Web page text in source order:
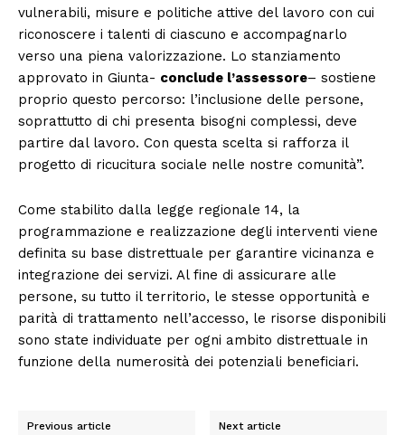
vulnerabili, misure e politiche attive del lavoro con cui
riconoscere i talenti di ciascuno e accompagnarlo
verso una piena valorizzazione. Lo stanziamento
approvato in Giunta- conclude l’assessore– sostiene
proprio questo percorso: l’inclusione delle persone,
soprattutto di chi presenta bisogni complessi, deve
partire dal lavoro. Con questa scelta si rafforza il
progetto di ricucitura sociale nelle nostre comunità”.
Come stabilito dalla legge regionale 14, la
programmazione e realizzazione degli interventi viene
definita su base distrettuale per garantire vicinanza e
integrazione dei servizi. Al fine di assicurare alle
persone, su tutto il territorio, le stesse opportunità e
parità di trattamento nell’accesso, le risorse disponibili
sono state individuate per ogni ambito distrettuale in
funzione della numerosità dei potenziali beneficiari.
Previous article Next article